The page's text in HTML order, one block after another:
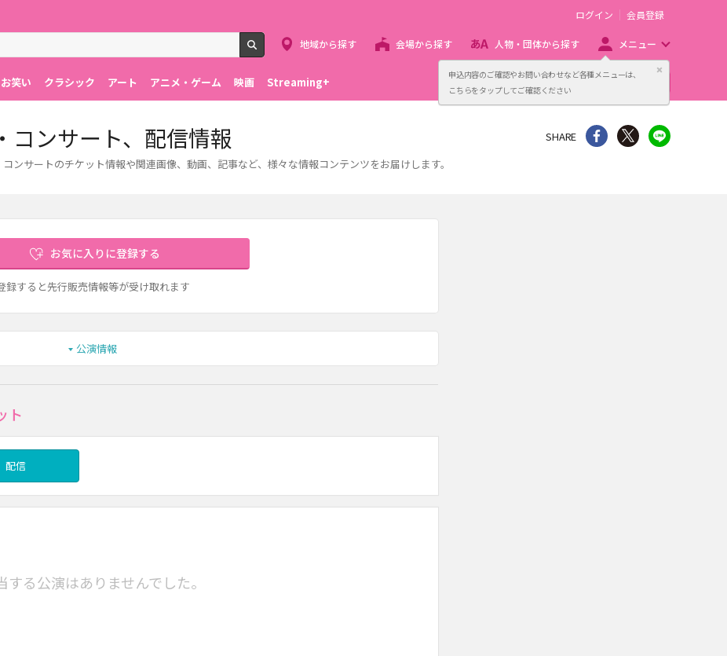
申込内容のご確認やお問い合わせなど各種メニューは、
こちらをタップしてご確認ください
閉じる
検索
ログイン 会員登録
地域から探す 会場から探す 人物・団体から探す メニュー
笑い クラシック アート アニメ・ゲーム 映画 Streaming+ 主催者向け販売サービス
コンサート、配信情報
ンサートのチケット情報や関連画像、動画、記事など、様々な情報コンテンツをお届けします。
SHARE シェア Twitter
お気に入りに登録する
録すると先行販売情報等が受け取れます
公演情報
ト
配信
する公演はありませんでした。